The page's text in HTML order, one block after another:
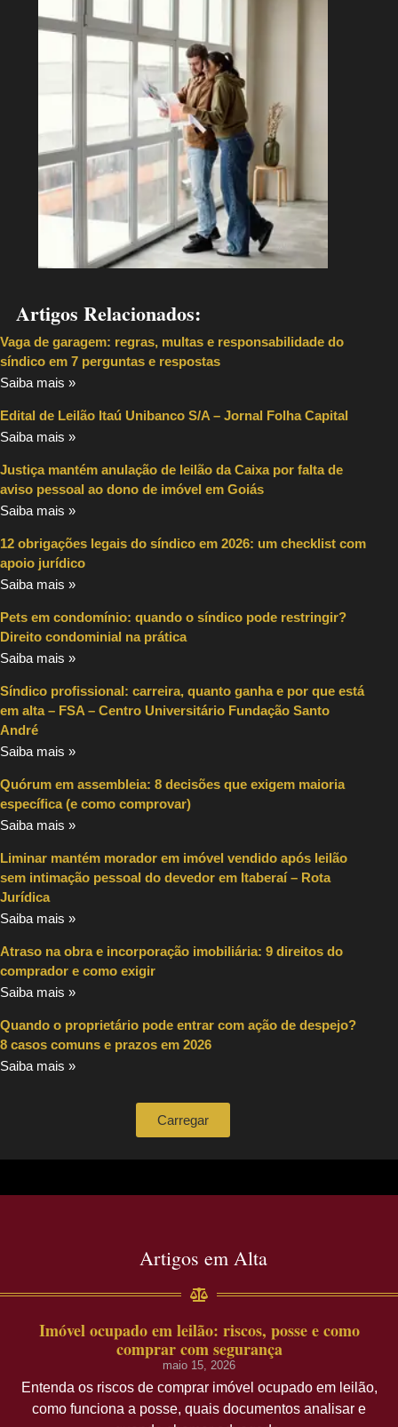
Artigos Relacionados:
Vaga de garagem: regras, multas e responsabilidade do
síndico em 7 perguntas e respostas
Saiba mais »
Edital de Leilão Itaú Unibanco S/A – Jornal Folha Capital
Saiba mais »
Justiça mantém anulação de leilão da Caixa por falta de
aviso pessoal ao dono de imóvel em Goiás
Saiba mais »
12 obrigações legais do síndico em 2026: um checklist com
apoio jurídico
Saiba mais »
Pets em condomínio: quando o síndico pode restringir?
Direito condominial na prática
Saiba mais »
Síndico profissional: carreira, quanto ganha e por que está
em alta – FSA – Centro Universitário Fundação Santo
André
Saiba mais »
Quórum em assembleia: 8 decisões que exigem maioria
específica (e como comprovar)
Saiba mais »
Liminar mantém morador em imóvel vendido após leilão
sem intimação pessoal do devedor em Itaberaí – Rota
Jurídica
Saiba mais »
Atraso na obra e incorporação imobiliária: 9 direitos do
comprador e como exigir
Saiba mais »
Quando o proprietário pode entrar com ação de despejo?
8 casos comuns e prazos em 2026
Saiba mais »
Carregar
Artigos em Alta
Imóvel ocupado em leilão: riscos, posse e como
comprar com segurança
maio 15, 2026
Entenda os riscos de comprar imóvel ocupado em leilão,
como funciona a posse, quais documentos analisar e